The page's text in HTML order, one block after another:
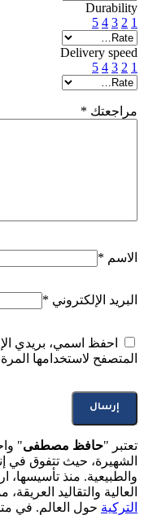
Durability
1
2
3
4
5
Delivery speed
1
2
3
4
5
مراجعتك *
الاسم *
البريد الإلكتروني *
احفظ اسمي، بريدي
المتصفح لاستخدامها
تعتبر "حافظ مصطفى"
الشهيرة، حيث تتفوق في
والطبيعية. منذ
العالية والتقاليد
التركية حول العالم. في